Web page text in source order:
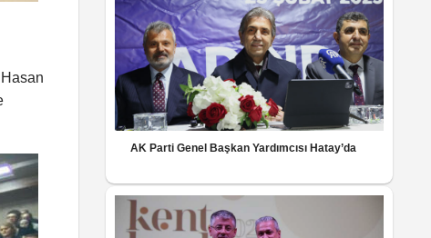
AK Parti Genel Başkan Yardımcısı Hatay’da